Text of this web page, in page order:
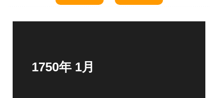
1750年 1月